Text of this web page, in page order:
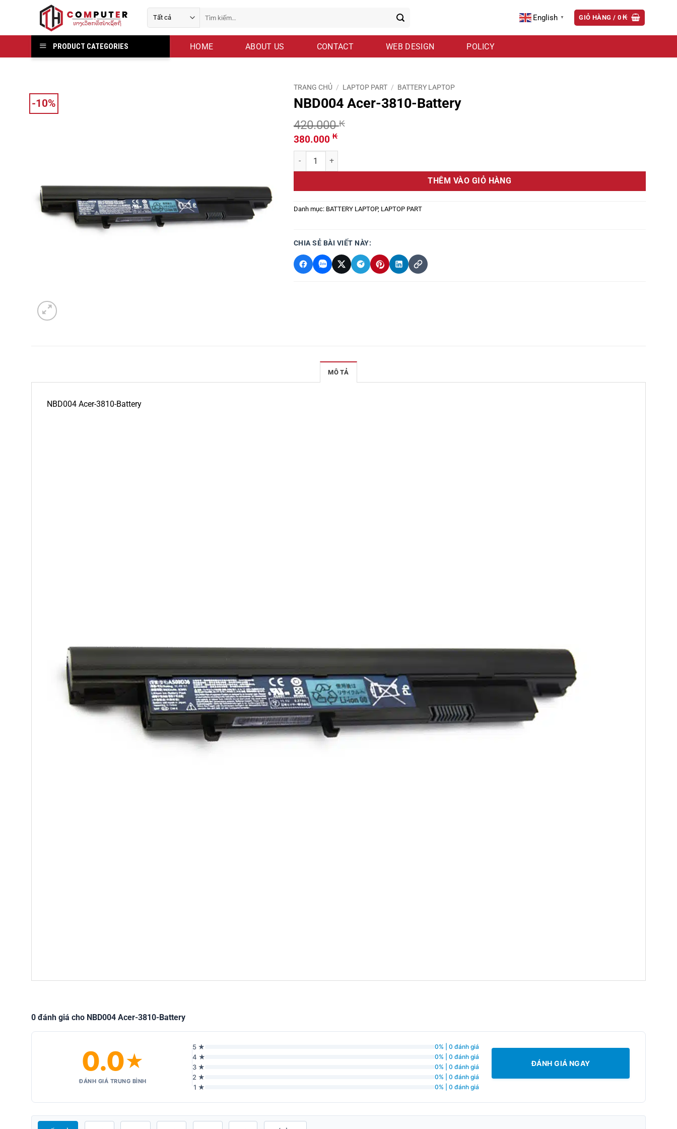
kiếm:
English ▼ GIỎ HÀNG / 0₭
PRODUCT CATEGORIES HOME ABOUT US CONTACT WEB DESIGN POLICY
-10%
TRANG CHỦ / LAPTOP PART / BATTERY LAPTOP
NBD004 Acer-3810-Battery
420.000₭
Giá
gốc
là:
420.000 ₭.
380.000 ₭Giá
hiện
là:
NBD004 Acer-3810-Battery số lượng
THÊM VÀO GIỎ HÀNG
Danh mục: BATTERY LAPTOP, LAPTOP PART
CHIA SẺ BÀI VIẾT NÀY:
MÔ TẢ
NBD004 Acer-3810-Battery
0 đánh giá cho NBD004 Acer-3810-Battery
0.0★
ĐÁNH GIÁ TRUNG BÌNH
5 ★ 0% | 0 đánh giá
4 ★ 0% | 0 đánh giá
3 ★ 0% | 0 đánh giá
2 ★ 0% | 0 đánh giá
1 ★ 0% | 0 đánh giá
ĐÁNH GIÁ NGAY